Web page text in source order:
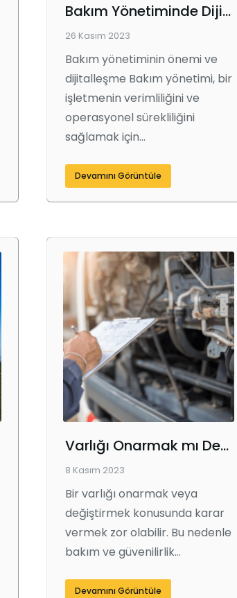
Bakım Yönetiminde Dijitalleşme: Bilgisayarlı Bakım Yönetim Sistemleri
26 Kasım 2023
Bakım yönetiminin önemi ve
dijitalleşme Bakım yönetimi, bir
işletmenin verimliliğini ve
operasyonel sürekliliğini
sağlamak için…
Devamını Görüntüle
Varlığı Onarmak mı Değiştirmek mi? Adım Adım Maliyet Analizi
8 Kasım 2023
Bir varlığı onarmak veya
değiştirmek konusunda karar
vermek zor olabilir. Bu nedenle
bakım ve güvenilirlik…
Devamını Görüntüle